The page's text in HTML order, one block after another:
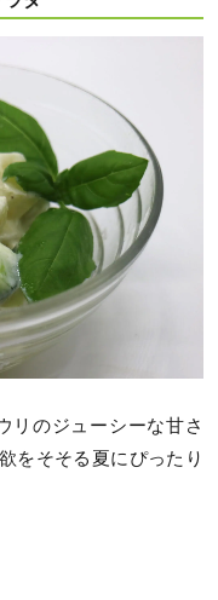
リのジューシーな甘さ
をそそる夏にぴったり